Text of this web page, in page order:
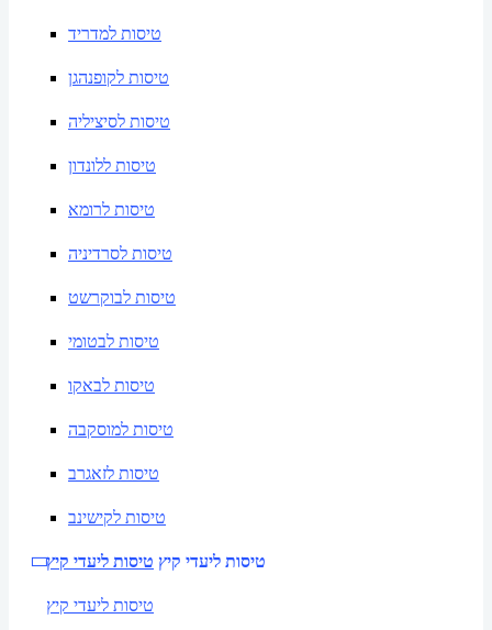
טיסות למדריד
טיסות לקופנהגן
טיסות לסיציליה
טיסות ללונדון
טיסות לרומא
טיסות לסרדיניה
טיסות לבוקרשט
טיסות לבטומי
טיסות לבאקו
טיסות למוסקבה
טיסות לזאגרב
טיסות לקישינב
טיסות ליעדי קיץ טיסות ליעדי קיץ
טיסות ליעדי קיץ